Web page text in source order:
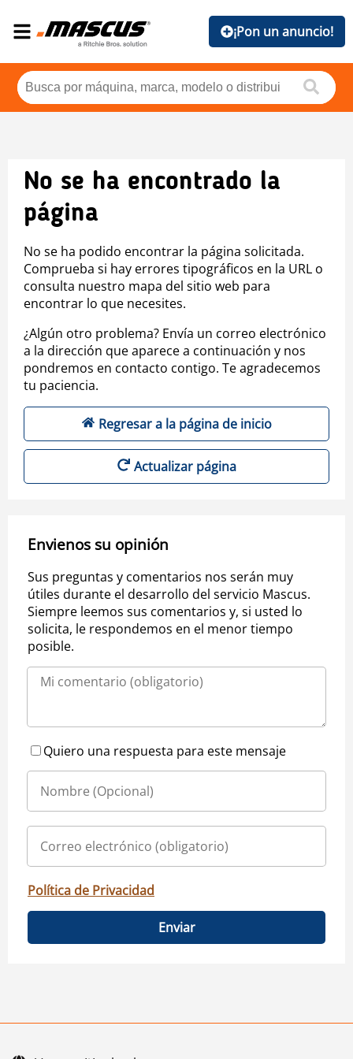
¡Pon un anuncio!
No se ha encontrado la
página
No se ha podido encontrar la página solicitada.
Comprueba si hay errores tipográficos en la URL o
consulta nuestro mapa del sitio web para
encontrar lo que necesites.
¿Algún otro problema? Envía un correo electrónico
a la dirección que aparece a continuación y nos
pondremos en contacto contigo. Te agradecemos
tu paciencia.
Regresar a la página de inicio
Actualizar página
Envienos su opinión
Sus preguntas y comentarios nos serán muy
útiles durante el desarrollo del servicio Mascus.
Siempre leemos sus comentarios y, si usted lo
solicita, le respondemos en el menor tiempo
posible.
Quiero una respuesta para este mensaje
Política de Privacidad
Enviar